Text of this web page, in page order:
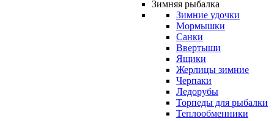
Зимняя рыбалка
Зимние удочки
Мормышки
Санки
Ввертыши
Ящики
Жерлицы зимние
Черпаки
Ледорубы
Торпеды для рыбалки
Теплообменники